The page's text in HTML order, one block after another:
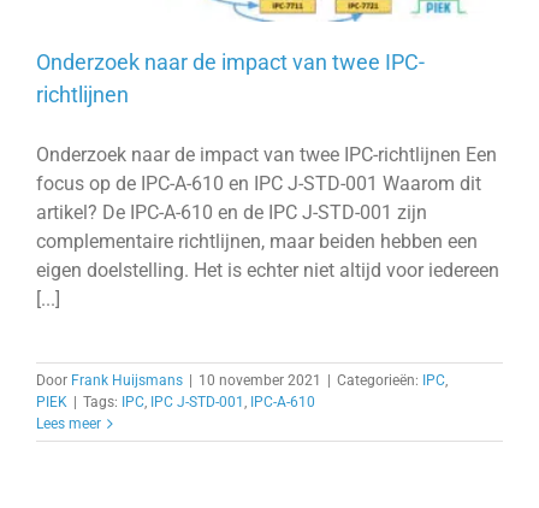
Onderzoek naar de impact van twee IPC-
richtlijnen
Onderzoek naar de impact van twee IPC-richtlijnen Een
focus op de IPC-A-610 en IPC J-STD-001 Waarom dit
artikel? De IPC-A-610 en de IPC J-STD-001 zijn
complementaire richtlijnen, maar beiden hebben een
eigen doelstelling. Het is echter niet altijd voor iedereen
[...]
Door Frank Huijsmans 10 november 2021 Categorieën: IPC,
PIEK
Tags: IPC, IPC J-STD-001 , IPC-A-610
Lees meer